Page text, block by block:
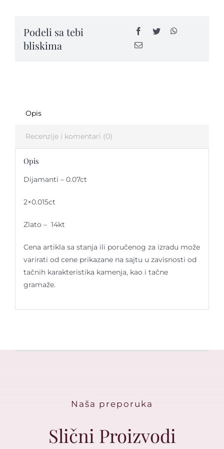
VPK104
quantity
Podeli sa tebi
bliskima
Opis
Recenzije i komentari (0)
Opis
Dijamanti – 0.07ct
2×0.015ct
Zlato – 14kt
Cena artikla sa stanja ili poručenog za izradu može
varirati od cene prikazane na sajtu u zavisnosti od
tačnih karakteristika kamenja, kao i tačne
gramaže.
Naša preporuka
Slični Proizvodi